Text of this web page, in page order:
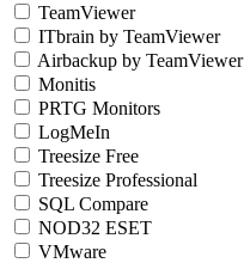
TeamViewer
ITbrain by TeamViewer
Airbackup by TeamViewer
Monitis
PRTG Monitors
LogMeIn
Treesize Free
Treesize Professional
SQL Compare
NOD32 ESET
VMware